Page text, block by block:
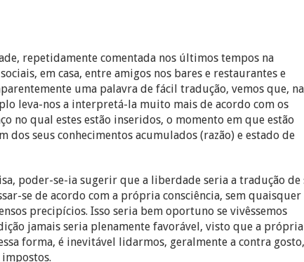
em casa, entre amigos nos bares e restaurantes e
uma palavra de fácil tradução, vemos que, na
leva-nos a interpretá-la muito mais de acordo com os
no qual estes estão inseridos, o momento em que estão
dos seus conhecimentos acumulados (razão) e estado de
se de acordo com a própria consciência, sem quaisquer
precipícios. Isso seria bem oportuno se vivêssemos
jamais seria plenamente favorável, visto que a própria
forma, é inevitável lidarmos, geralmente a contra gosto,